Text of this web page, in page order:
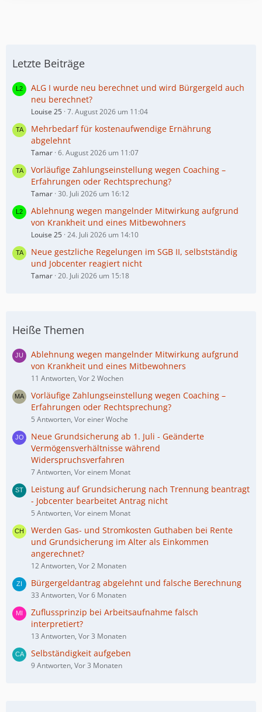
g
t
ä
g
e
Letzte Beiträge
ALG I wurde neu berechnet und wird Bürgergeld auch
neu berechnet?
Louise 25 7. August 2026 um 11:04
Mehrbedarf für kostenaufwendige Ernährung
abgelehnt
Tamar 6. August 2026 um 11:07
Vorläufige Zahlungseinstellung wegen Coaching –
Erfahrungen oder Rechtsprechung?
Tamar 30. Juli 2026 um 16:12
Ablehnung wegen mangelnder Mitwirkung aufgrund
von Krankheit und eines Mitbewohners
Louise 25 24. Juli 2026 um 14:10
Neue gestzliche Regelungen im SGB II, selbstständig
und Jobcenter reagiert nicht
Tamar 20. Juli 2026 um 15:18
Heiße Themen
Ablehnung wegen mangelnder Mitwirkung aufgrund
von Krankheit und eines Mitbewohners
11 Antworten, Vor 2 Wochen
Vorläufige Zahlungseinstellung wegen Coaching –
Erfahrungen oder Rechtsprechung?
5 Antworten, Vor einer Woche
Neue Grundsicherung ab 1. Juli - Geänderte
Vermögensverhältnisse während
Widerspruchsverfahren
7 Antworten, Vor einem Monat
Leistung auf Grundsicherung nach Trennung beantragt
- Jobcenter bearbeitet Antrag nicht
5 Antworten, Vor einem Monat
Werden Gas- und Stromkosten Guthaben bei Rente
und Grundsicherung im Alter als Einkommen
angerechnet?
12 Antworten, Vor 2 Monaten
Bürgergeldantrag abgelehnt und falsche Berechnung
33 Antworten, Vor 6 Monaten
Zuflussprinzip bei Arbeitsaufnahme falsch
interpretiert?
13 Antworten, Vor 3 Monaten
Selbständigkeit aufgeben
9 Antworten, Vor 3 Monaten